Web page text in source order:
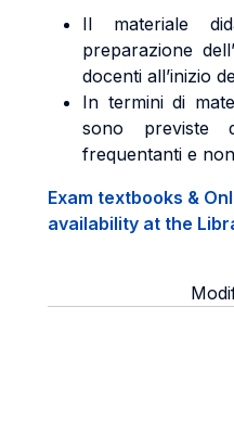
Il materiale
preparazione
docenti all’inizio
In termini di
sono previste
frequentanti e
Exam textbooks &
availability at the